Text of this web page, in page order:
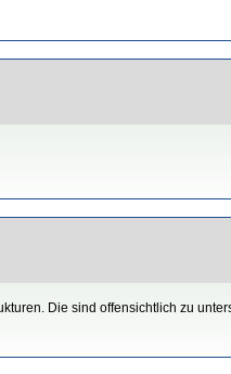
Die sind offensichtlich zu